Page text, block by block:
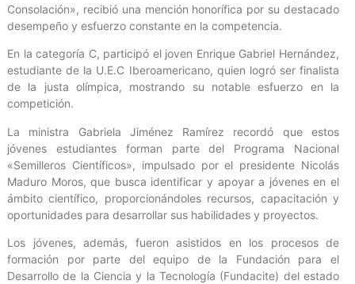
Consolación», recibió una mención honorífica por su destacado
desempeño y esfuerzo constante en la competencia.
En la categoría C, participó el joven Enrique Gabriel Hernández,
estudiante de la U.E.C Iberoamericano, quien logró ser finalista
de la justa olímpica, mostrando su notable esfuerzo en la
competición.
La ministra Gabriela Jiménez Ramírez recordó que estos
jóvenes estudiantes forman parte del Programa Nacional
«Semilleros Científicos», impulsado por el presidente Nicolás
Maduro Moros, que busca identificar y apoyar a jóvenes en el
ámbito científico, proporcionándoles recursos, capacitación y
oportunidades para desarrollar sus habilidades y proyectos.
Los jóvenes, además, fueron asistidos en los procesos de
formación por parte del equipo de la Fundación para el
Desarrollo de la Ciencia y la Tecnología (Fundacite) del estado